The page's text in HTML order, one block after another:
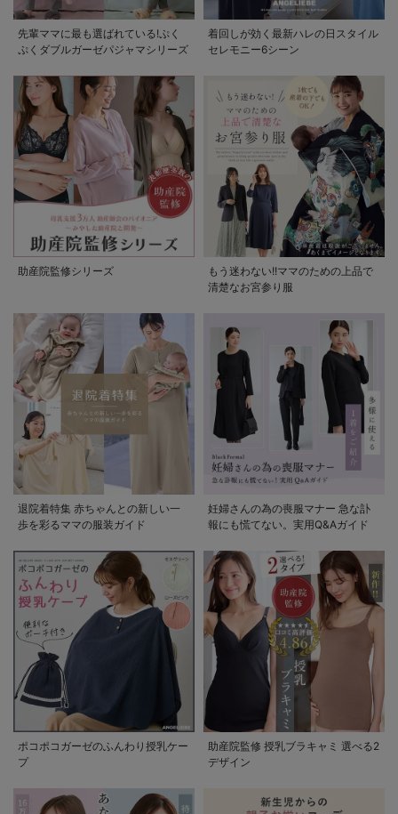
先輩ママに最も選ばれている!ぷく
ぷくダブルガーゼパジャマシリーズ
着回しが効く最新ハレの日スタイル
セレモニー6シーン
助産院監修シリーズ
もう迷わない!!ママのための上品で
清楚なお宮参り服
退院着特集 赤ちゃんとの新しい一
歩を彩るママの服装ガイド
妊婦さんの為の喪服マナー 急な訃
報にも慌てない。実用Q&Aガイド
ポコポコガーゼのふんわり授乳ケー
プ
助産院監修 授乳ブラキャミ 選べる2
デザイン